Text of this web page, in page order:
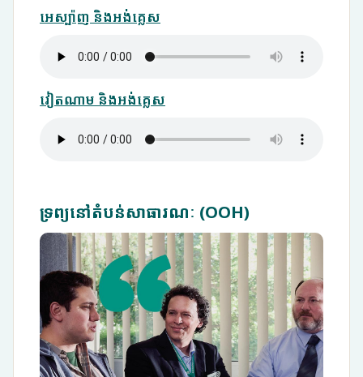
អេស្ប៉ាញ និងអង់គ្លេស
វៀតណាម និងអង់គ្លេស
ទ្រព្យនៅតំបន់សាធារណៈ (OOH)